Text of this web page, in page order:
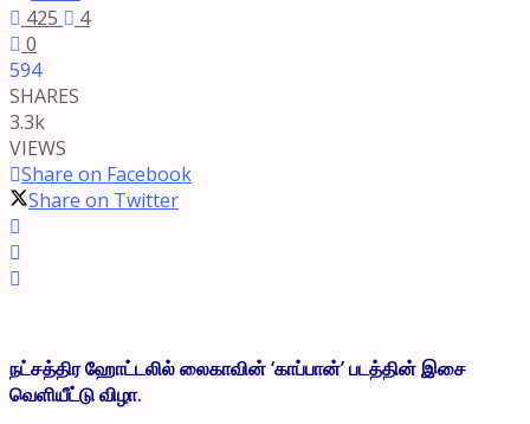
425
4
0
594
SHARES
3.3k
VIEWS
Share on Facebook
Share on Twitter
நட்சத்திர ஹோட்டலில் லைகாவின் ‘காப்பான்’ படத்தின் இசை
வெளியீட்டு விழா.